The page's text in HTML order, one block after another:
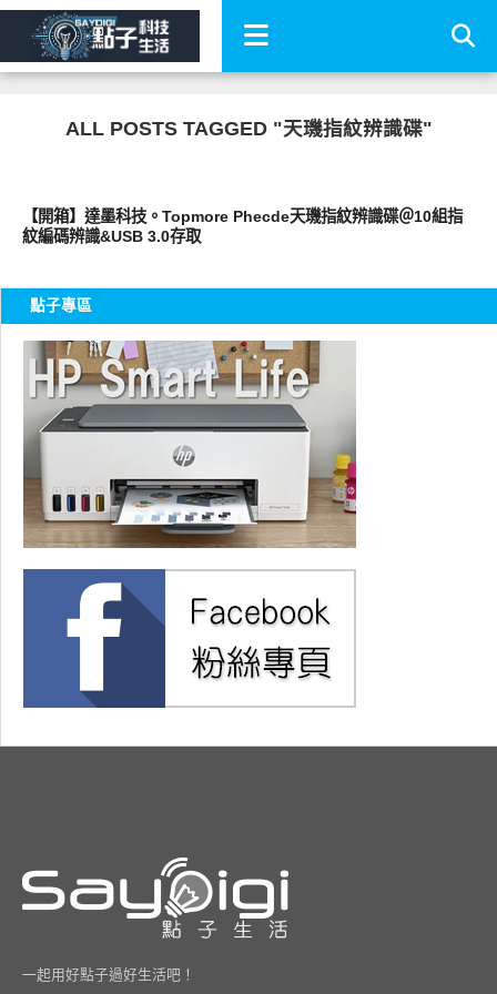
ALL POSTS TAGGED "天璣指紋辨識碟"
【開箱】達墨科技。Topmore Phecde天璣指紋辨識碟＠10組指
紋編碼辨識&USB 3.0存取
點子專區
一起用好點子過好生活吧！